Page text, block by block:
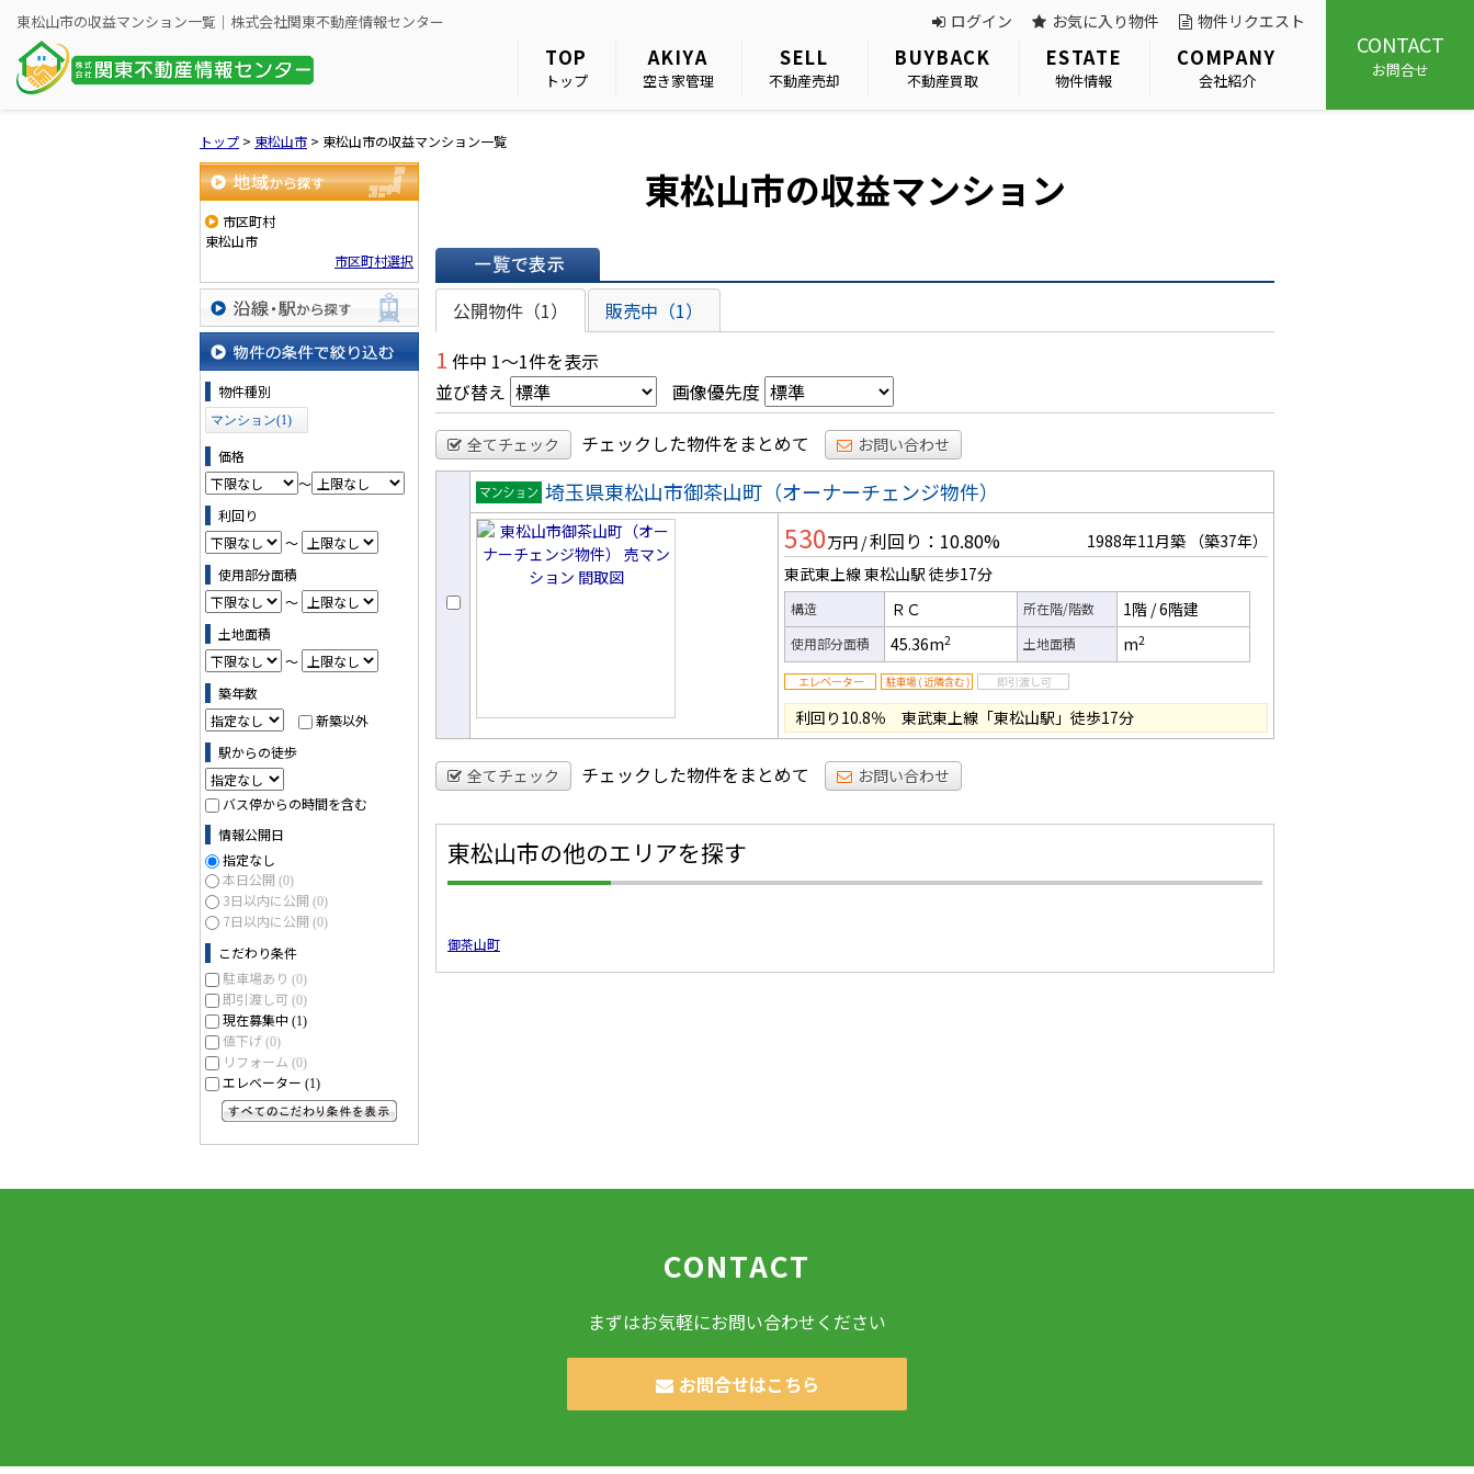
東松山市の収益マンション一覧｜株式会社関東不動産情報センター ログイン お気に入り物件 物件リクエスト
TOP
トップ
AKIYA
空き家管理
SELL
不動産売却
BUYBACK
不動産買取
ESTATE
物件情報
COMPANY
会社紹介
CONTACT
お問合せ
トップ > 東松山市 > 東松山市の収益マンション一覧
地域から探す
市区町村
東松山市
市区町村選択
沿線・駅から探す
物件の条件で絞り込む
物件種別
マンション(1)
価格
～
利回り
～
使用部分面積
～
土地面積
～
築年数
新築以外
駅からの徒歩
バス停からの時間を含む
情報公開日
指定なし
本日公開 (0)
3日以内に公開 (0)
7日以内に公開 (0)
こだわり条件
駐車場あり (0)
即引渡し可 (0)
現在募集中 (1)
値下げ (0)
リフォーム (0)
エレベーター (1)
東松山市の収益マンション
一覧で表示
公開物件（1） 販売中（1）
1 件中 1～1件を表示
並び替え
画像優先度
全てチェック チェックした物件をまとめて お問い合わせ
売マンシ
ョン
埼玉県東松山市御茶山町（オーナーチェンジ物件）
530万円 /利回り：10.80% 1988年11月築
（築37年）
東武東上線 東松山駅 徒歩17分
構造 ＲＣ 所在階/階数 1階 /6階建
使用部分面積 45.36m2 土地面積 m2
利回り10.8％ 東武東上線「東松山駅」徒歩17分
全てチェック チェックした物件をまとめて お問い合わせ
東松山市の他のエリアを探す
御茶山町
CONTACT
まずはお気軽にお問い合わせください
お問合せはこちら